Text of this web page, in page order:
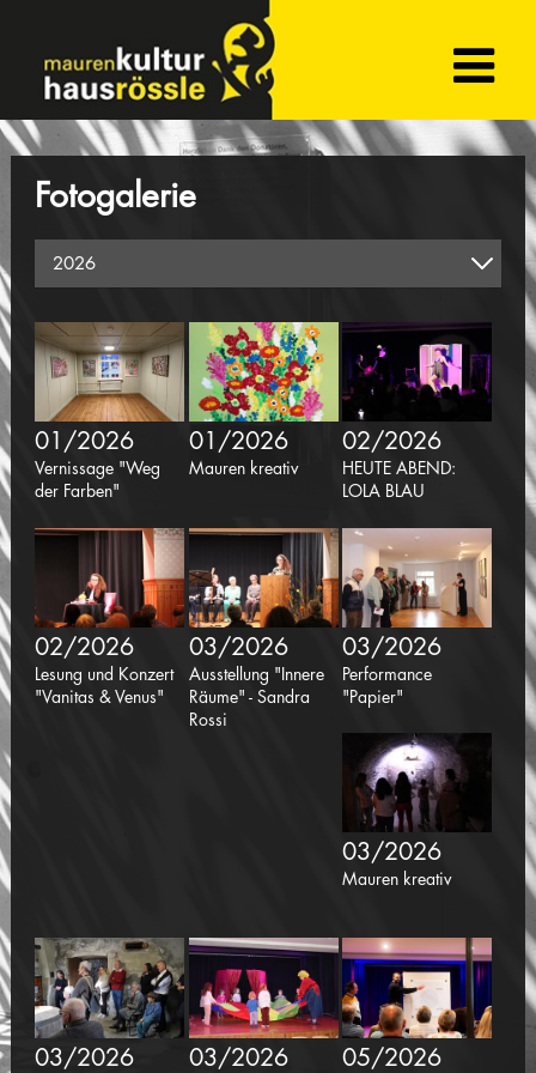
Fotogalerie
01/2026
Vernissage "Weg
der Farben"
01/2026
Mauren kreativ
02/2026
HEUTE ABEND:
LOLA BLAU
02/2026
Lesung und Konzert
"Vanitas & Venus"
03/2026
Ausstellung "Innere
Räume" - Sandra
Rossi
03/2026
Performance
"Papier"
03/2026
Mauren kreativ
03/2026 03/2026 05/2026